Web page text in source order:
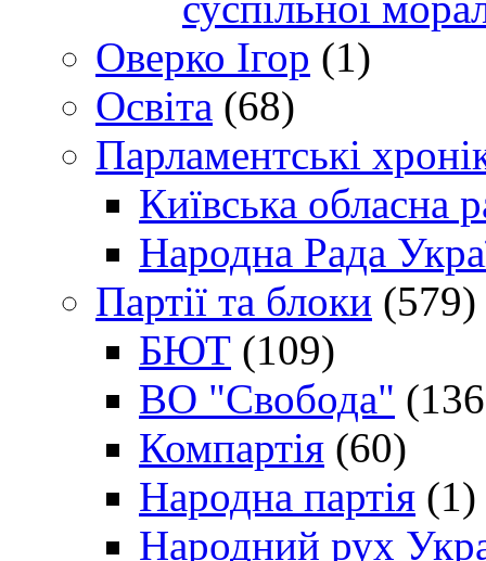
Оверко Ігор (1)
Освіта (68)
Парламентські
Київська обласна
Народна Рада
Партії та блоки (579)
БЮТ (109)
ВО "Свобода"
Компартія (60)
Народна партія (1)
Народний рух